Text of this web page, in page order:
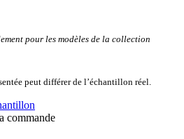
pour les modèles de la collection
peut différer de l’échantillon réel.
commande